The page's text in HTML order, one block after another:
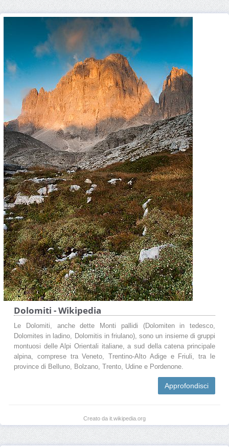
Dolomiti - Wikipedia
Le Dolomiti, anche dette Monti pallidi (Dolomiten in tedesco,
Dolomites in ladino, Dolomitis in friulano), sono un insieme di gruppi
montuosi delle Alpi Orientali italiane, a sud della catena principale
alpina, comprese tra Veneto, Trentino-Alto Adige e Friuli, tra le
province di Belluno, Bolzano, Trento, Udine e Pordenone.
Approfondisci
Creato da it.wikipedia.org